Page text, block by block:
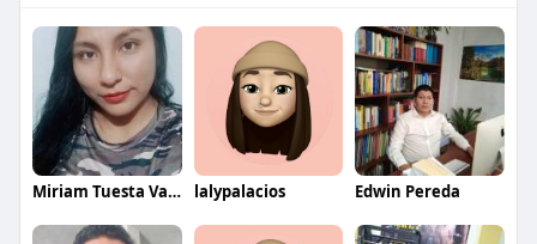
Miriam Tuesta Valles lalypalacios Edwin Pereda